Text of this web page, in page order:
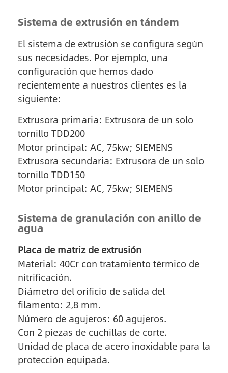
Sistema de extrusión en tándem
El sistema de extrusión se configura según
sus necesidades. Por ejemplo, una
configuración que hemos dado
recientemente a nuestros clientes es la
siguiente:
Extrusora primaria: Extrusora de un solo
tornillo TDD200
Motor principal: AC, 75kw; SIEMENS
Extrusora secundaria: Extrusora de un solo
tornillo TDD150
Motor principal: AC, 75kw; SIEMENS
Sistema de granulación con anillo de
agua
Placa de matriz de extrusión
Material: 40Cr con tratamiento térmico de
nitrificación.
Diámetro del orificio de salida del
filamento: 2,8 mm.
Número de agujeros: 60 agujeros.
Con 2 piezas de cuchillas de corte.
Unidad de placa de acero inoxidable para la
protección equipada.